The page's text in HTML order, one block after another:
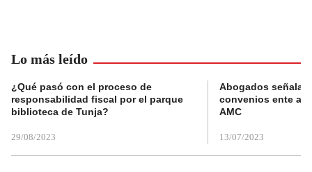
Lo más leído
¿Qué pasó con el proceso de
responsabilidad fiscal por el parque
biblioteca de Tunja?
29/08/2023
Abogados
convenios ente
AMC
13/07/2023